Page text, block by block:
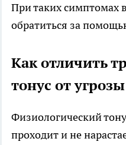
При таких симптомах
обратиться за
Как отличить
тонус от угрозы
Физиологический
проходит и не